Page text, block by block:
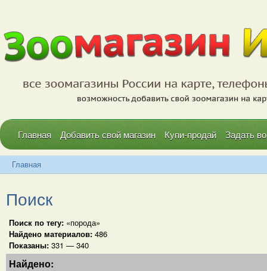
Главная Добавить свой магазин Купи-продай Задать
Главная
Поиск
Поиск по тегу: «порода»
Найдено материалов: 486
Показаны: 331 — 340
Найдено: